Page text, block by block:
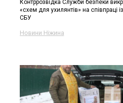
Контррозвідка Служби безпеки
«схем для ухилянтів» на співпраці
СБУ
Новини Ніжина